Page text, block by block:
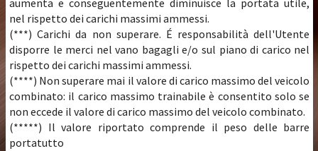
aumenta e conseguentemente diminuisce la portata utile,
nel rispetto dei carichi massimi ammessi.
(***) Carichi da non superare. É responsabilità dell'Utente
disporre le merci nel vano bagagli e/o sul piano di carico nel
rispetto dei carichi massimi ammessi.
(****) Non superare mai il valore di carico massimo del veicolo
combinato: il carico massimo trainabile è consentito solo se
non eccede il valore di carico massimo del veicolo combinato.
(*****) Il valore riportato comprende il peso delle barre
portatutto